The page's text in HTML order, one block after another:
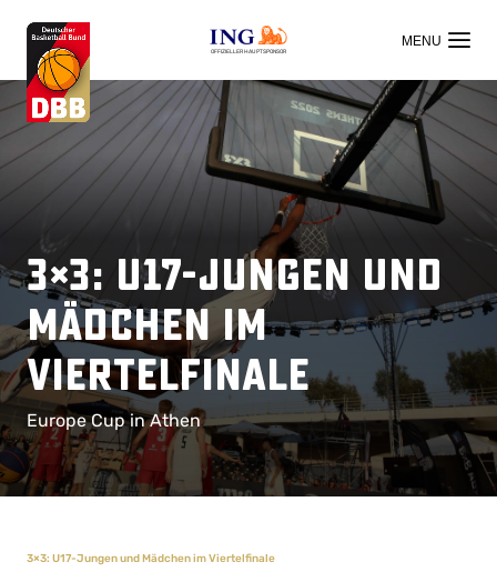
OFFIZIELLER HAUPTSPONSOR
3×3: U17-Jungen und
Mädchen im
Viertelfinale
Europe Cup in Athen
3×3: U17-Jungen und Mädchen im Viertelfinale